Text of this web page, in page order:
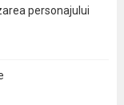
personajului